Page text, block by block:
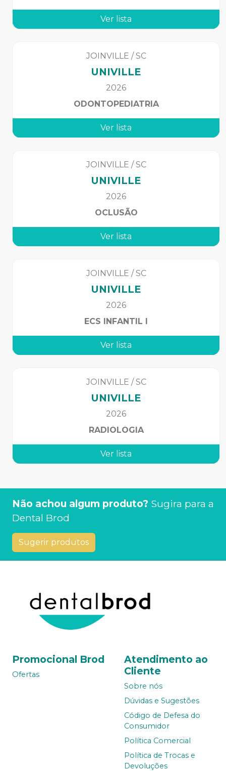
Ver lista
JOINVILLE /SC
UNIVILLE
2026
ODONTOPEDIATRIA
Ver lista
JOINVILLE /SC
UNIVILLE
2026
OCLUSÃO
Ver lista
JOINVILLE /SC
UNIVILLE
2026
ECS INFANTIL I
Ver lista
JOINVILLE /SC
UNIVILLE
2026
RADIOLOGIA
Ver lista
Não achou algum produto? Sugira para a
Dental Brod
Sugerir produtos
Promocional Brod
Ofertas
Atendimento ao
Cliente
Sobre nós
Dúvidas e Sugestões
Código de Defesa do
Consumidor
Política Comercial
Política de Trocas e
Devoluções